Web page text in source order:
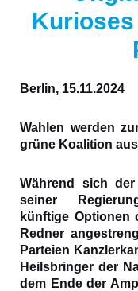
Berlin, 15.11.2024
Wahlen werden
grüne Koalition aus
Während sich
seiner
künftige Optionen
Redner
Parteien
Heilsbringer der
dem Ende der